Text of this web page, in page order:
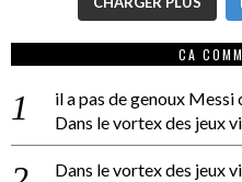
CA
il a pas de genoux
Dans le vortex des jeux
Dans le vortex des jeux